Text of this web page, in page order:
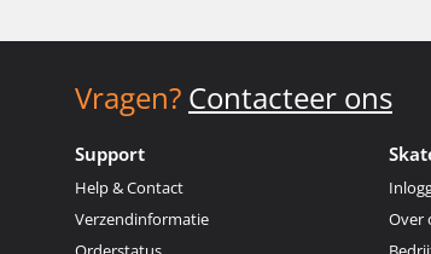
Vragen? Contacteer ons
Support
Help & Contact
Verzendinformatie
Over